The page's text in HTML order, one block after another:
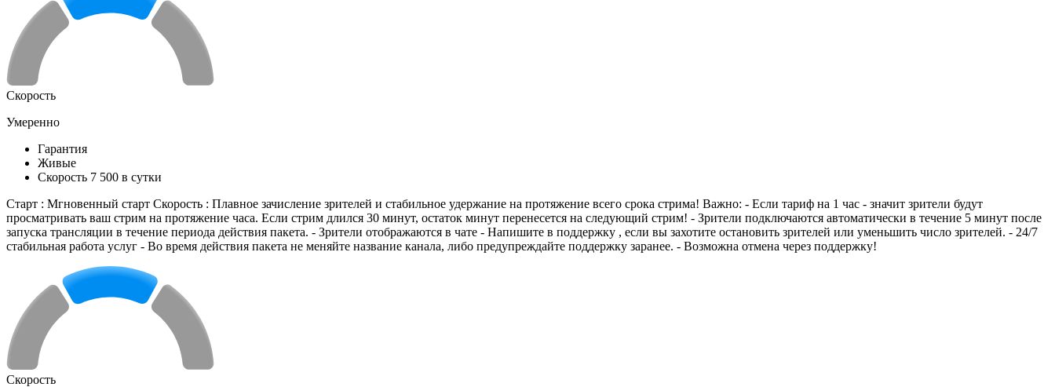
Скорость
Умеренно
Гарантия
Живые
Скорость 7 500 в сутки
Старт : Мгновенный старт Скорость : Плавное зачисление зрителей и стабильное удержание на протяжение всего срока стрима! Важно: - Если тариф на 1 час - значит зрители будут
просматривать ваш стрим на протяжение часа. Если стрим длился 30 минут, остаток минут перенесется на следующий стрим! - Зрители подключаются автоматически в течение 5 минут после
запуска трансляции в течение периода действия пакета. - Зрители отображаются в чате - Напишите в поддержку , если вы захотите остановить зрителей или уменьшить число зрителей. - 24/7
стабильная работа услуг - Во время действия пакета не меняйте название канала, либо предупреждайте поддержку заранее. - Возможна отмена через поддержку!
Скорость